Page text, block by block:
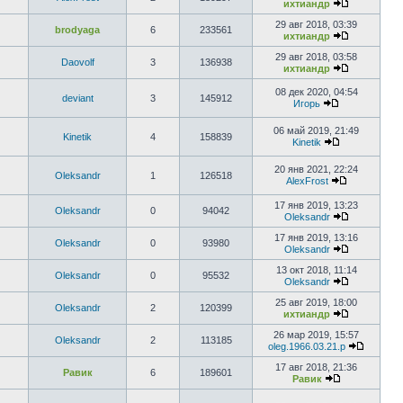
ихтиандр
brodyaga 6 233561
29 авг 2018, 03:39
ихтиандр
Daovolf 3 136938
29 авг 2018, 03:58
ихтиандр
deviant 3 145912
08 дек 2020, 04:54
Игорь
Kinetik 4 158839
06 май 2019, 21:49
Kinetik
Oleksandr 1 126518
20 янв 2021, 22:24
AlexFrost
Oleksandr 0 94042
17 янв 2019, 13:23
Oleksandr
Oleksandr 0 93980
17 янв 2019, 13:16
Oleksandr
Oleksandr 0 95532
13 окт 2018, 11:14
Oleksandr
Oleksandr 2 120399
25 авг 2019, 18:00
ихтиандр
Oleksandr 2 113185
26 мар 2019, 15:57
oleg.1966.03.21.p
Равик 6 189601
17 авг 2018, 21:36
Равик